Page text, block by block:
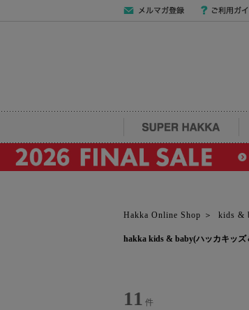
SUPER HAKKA
Hakka Online Shop ＞ kids &
hakka kids & baby(ハッカキッ
11 件